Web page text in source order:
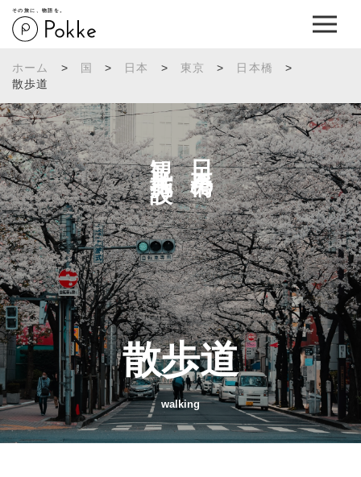
その旅に、物語を。
ホーム > 国 > 日本 > 東京 > 日本橋
>
散歩道
日本橋の
観光施設へ
散歩道
walking